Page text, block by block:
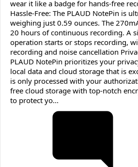
wear it like a badge for hands-free
Hassle-Free: The PLAUD NotePin is
weighing just 0.59 ounces. The
20 hours of continuous recording. A
operation starts or stops recording,
recording and noise cancellation
PLAUD NotePin prioritizes your
local data and cloud storage that is
is only processed with your
free cloud storage with top-notch
to protect yo...